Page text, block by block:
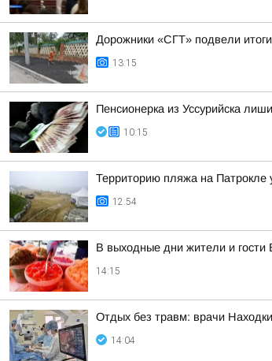
Дорожники «СГТ» подвели
13:15
Пенсионерка из Уссурийска
10:15
Территорию пляжа на Патрокле
12:54
В выходные дни жители и гости
14:15
Отдых без травм: врачи
14:04